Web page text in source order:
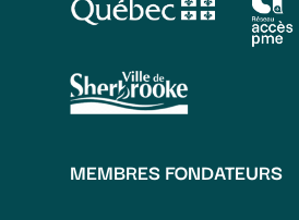
MEMBRES FONDATEURS